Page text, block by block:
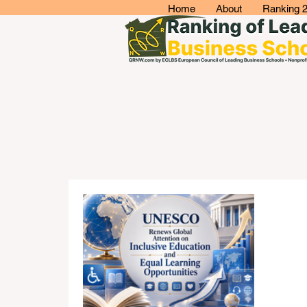
Home About Ranking